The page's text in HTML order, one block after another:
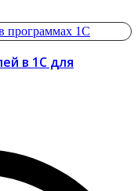
программах 1С
в 1С для